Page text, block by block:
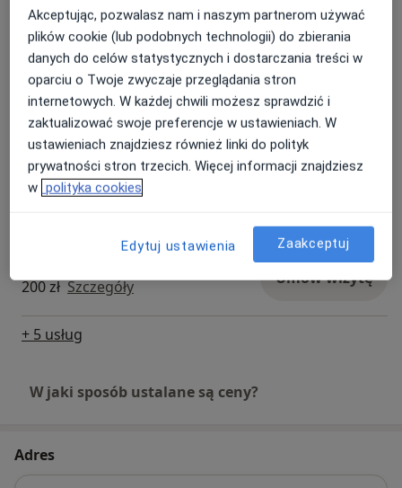
Drenaż limfatyczny
200 zł Szczegóły Umów wizytę
Fizjoterapia
200 zł Szczegóły Umów wizytę
Masaż
200 zł Szczegóły Umów wizytę
+ 5 usług
W jaki sposób ustalane są ceny?
Adres
Akceptując, pozwalasz nam i naszym partnerom używać
plików cookie (lub podobnych technologii) do zbierania
danych do celów statystycznych i dostarczania treści w
oparciu o Twoje zwyczaje przeglądania stron
internetowych. W każdej chwili możesz sprawdzić i
zaktualizować swoje preferencje w ustawieniach. W
ustawieniach znajdziesz również linki do polityk
prywatności stron trzecich. Więcej informacji znajdziesz
w polityka cookies
Edytuj ustawienia Zaakceptuj